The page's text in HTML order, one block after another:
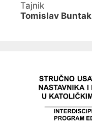
Tajnik
Tomislav Buntak